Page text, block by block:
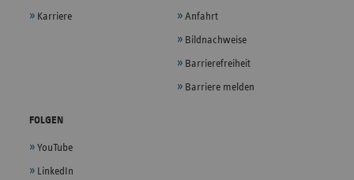
Karriere Anfahrt
Bildnachweise
Barrierefreiheit
Barriere melden
FOLGEN
YouTube
LinkedIn